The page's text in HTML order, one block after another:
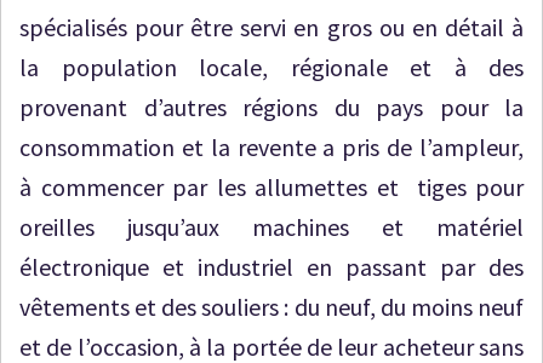
spécialisés pour être servi en gros ou en détail à
la population locale, régionale et à des
provenant d’autres régions du pays pour la
consommation et la revente a pris de l’ampleur,
à commencer par les allumettes et tiges pour
oreilles jusqu’aux machines et matériel
électronique et industriel en passant par des
vêtements et des souliers : du neuf, du moins neuf
et de l’occasion, à la portée de leur acheteur sans